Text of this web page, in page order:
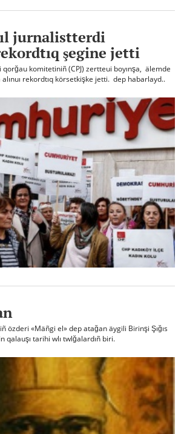
jurnalistterdi
şegine jetti
qorğau komitetiniñ (CPJ) zertteui boyınşa, älemde
rekordtıq körsetkişke jetti. dep habarlayd..
özderi «Mäñgi el» dep atağan äygili Birinşi Şığıs
qalauşı tarihi wlı twlğalardıñ biri.